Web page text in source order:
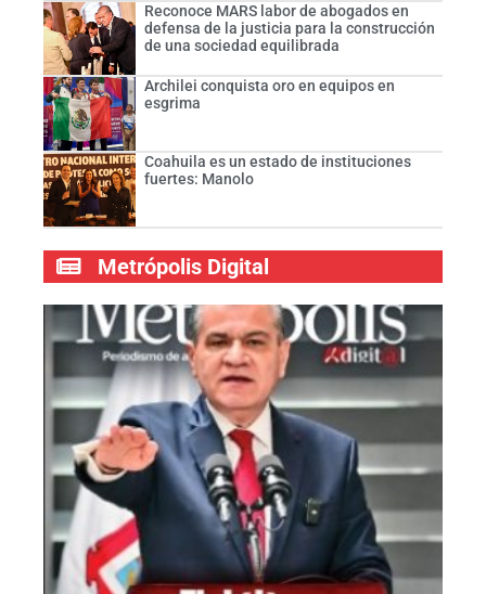
Reconoce MARS labor de abogados en
defensa de la justicia para la construcción
de una sociedad equilibrada
Archilei conquista oro en equipos en
esgrima
Coahuila es un estado de instituciones
fuertes: Manolo
Metrópolis Digital